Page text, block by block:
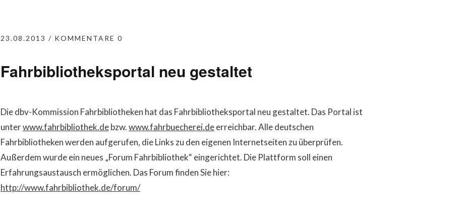
23.08.2013 KOMMENTARE 0
Fahrbibliotheksportal neu gestaltet
Die dbv-Kommission Fahrbibliotheken hat das Fahrbibliotheksportal neu gestaltet. Das Portal ist
unterwww.fahrbibliothek.debzw.www.fahrbuecherei.deerreichbar. Alle deutschen
Fahrbibliotheken werden aufgerufen, die Links zu den eigenen Internetseiten zu überprüfen.
Außerdem wurde ein neues „Forum Fahrbibliothek“ eingerichtet. Die Plattform soll einen
Erfahrungsaustausch ermöglichen. Das Forum finden Sie hier:
http://www.fahrbibliothek.de/forum/